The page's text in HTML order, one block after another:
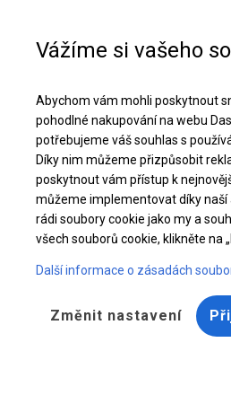
Stáhněte si nabídku PDF
Vážíme si vašeho
Abychom vám mohli poskytnout
pohodlné nakupování na webu
potřebujeme váš souhlas s
Díky nim můžeme přizpůsobit
poskytnout vám přístup k
můžeme implementovat díky naší
rádi soubory cookie jako my a
všech souborů cookie, klikněte na
Další informace o zásadách
Změnit nastavení